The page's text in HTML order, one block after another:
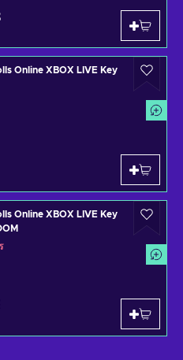
Online XBOX LIVE Key
Online XBOX LIVE Key